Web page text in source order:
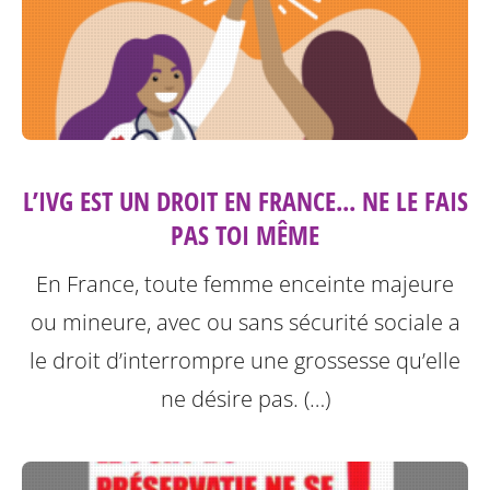
L’IVG EST UN DROIT EN FRANCE... NE LE FAIS
PAS TOI MÊME
En France, toute femme enceinte majeure
ou mineure, avec ou sans sécurité sociale a
le droit d’interrompre une grossesse qu’elle
ne désire pas. (…)